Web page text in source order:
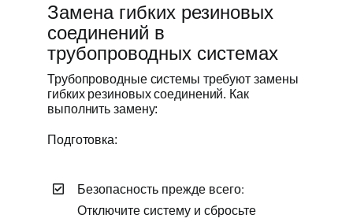
Замена гибких резиновых
соединений в
трубопроводных системах
Трубопроводные системы требуют замены
гибких резиновых соединений. Как
выполнить замену:
Подготовка:
Безопасность прежде всего:
Отключите систему и сбросьте